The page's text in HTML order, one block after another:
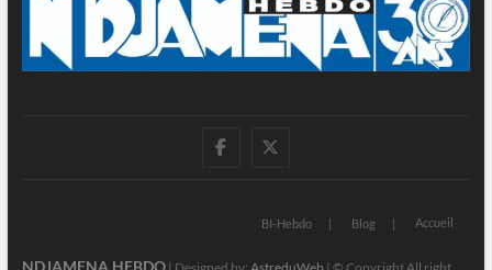
facebook
BI-Hebdo Blog Accueil
NDJAMENA HEBDO